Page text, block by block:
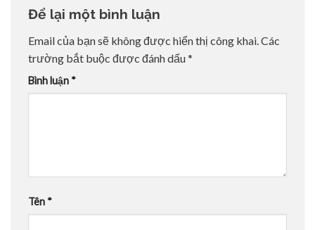
Để lại một bình luận
Email của bạn sẽ không được hiển thị công khai.Các
trường bắt buộc được đánh dấu*
Bình luận *
Tên *